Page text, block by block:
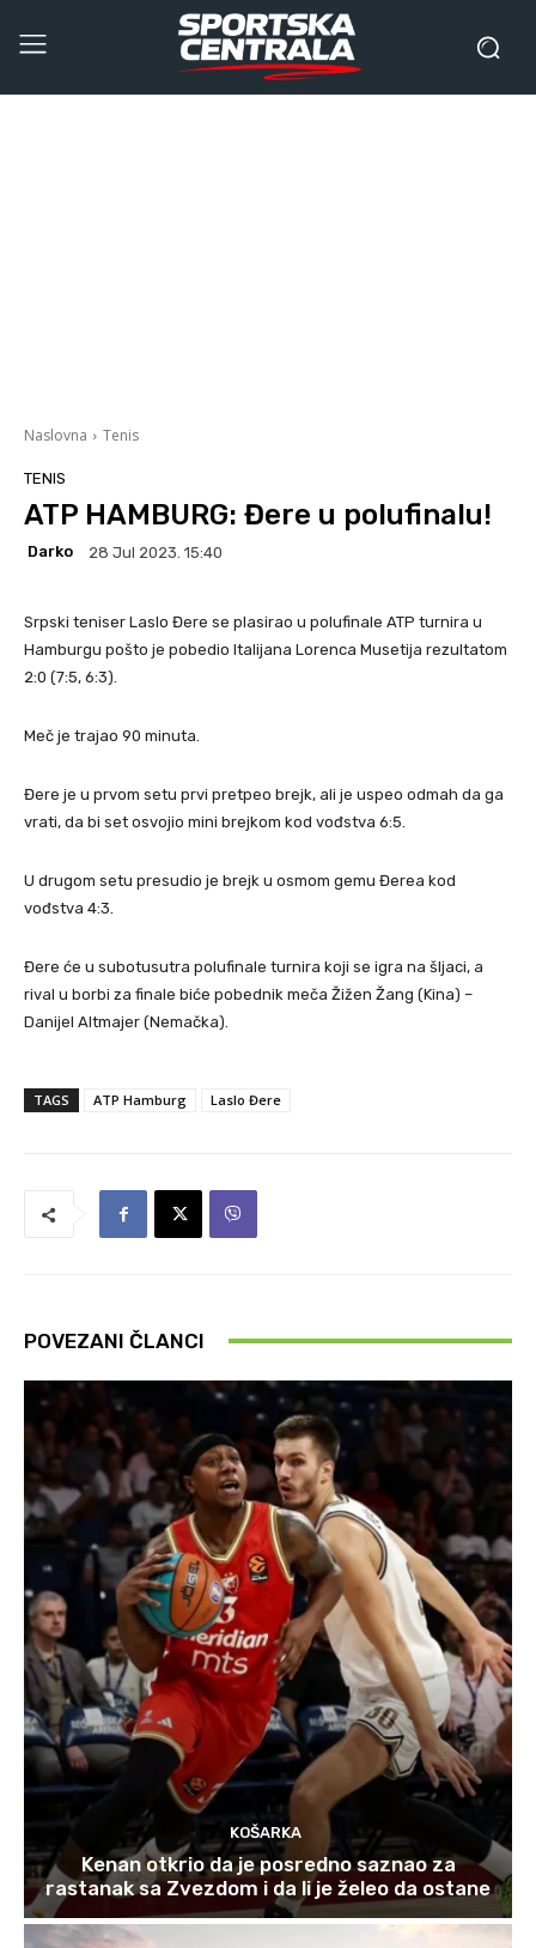
Naslovna Tenis
TENIS
ATP HAMBURG: Đere u polufinalu!
Darko 28 Jul 2023. 15:40
Srpski teniser Laslo Đere se plasirao u polufinale ATP turnira u
Hamburgu pošto je pobedio Italijana Lorenca Musetija rezultatom
2:0 (7:5, 6:3).
Meč je trajao 90 minuta.
Đere je u prvom setu prvi pretpeo brejk, ali je uspeo odmah da ga
vrati, da bi set osvojio mini brejkom kod vođstva 6:5.
U drugom setu presudio je brejk u osmom gemu Đerea kod
vođstva 4:3.
Đere će u subotusutra polufinale turnira koji se igra na šljaci, a
rival u borbi za finale biće pobednik meča Žižen Žang (Kina) –
Danijel Altmajer (Nemačka).
TAGS ATP Hamburg Laslo Đere
POVEZANI ČLANCI
KOŠARKA
Kenan otkrio da je posredno saznao za
rastanak sa Zvezdom i da li je želeo da ostane